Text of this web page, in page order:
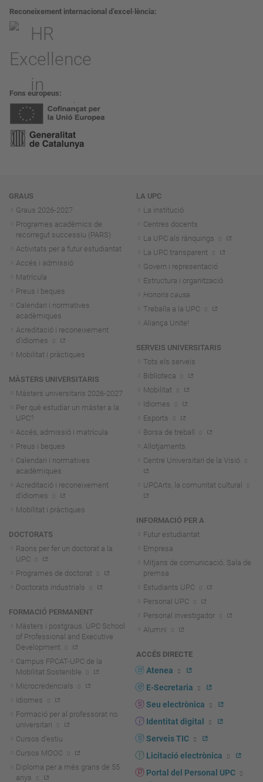
Reconeixement internacional d’excel·lència
Fons europeus
Navegació
GRAUS
Graus 2026-2027
Programes acadèmics de
recorregut successiu (PARS)
Activitats per a futur estudiantat
Accés i admissió
Matrícula
Preus i beques
Calendari i normatives
acadèmiques
Acreditació i reconeixement
d'idiomes
Mobilitat i pràctiques
MÀSTERS UNIVERSITARIS
Màsters universitaris 2026-2027
Per què estudiar un màster a la
UPC?
Accés, admissió i matrícula
Preus i beques
Calendari i normatives
acadèmiques
Acreditació i reconeixement
d'idiomes
Mobilitat i pràctiques
DOCTORATS
Raons per fer un doctorat a la
UPC
Programes de doctorat
Doctorats industrials
FORMACIÓ PERMANENT
Màsters i postgraus. UPC School
of Professional and Executive
Development
Campus FPCAT-UPC de la
Mobilitat Sostenible
Microcredencials
Idiomes
Formació per al professorat no
universitari
Cursos d'estiu
Cursos MOOC
Diploma per a més grans de 55
anys
LA UPC
La institució
Centres docents
La UPC als rànquings
La UPC transparent
Govern i representació
Estructura i organització
Honoris causa
Treballa a la UPC
Aliança Unite!
SERVEIS UNIVERSITARIS
Tots els serveis
Biblioteca
Mobilitat
Idiomes
Esports
Borsa de treball
Allotjaments
Centre Universitari de la Visió
UPCArts, la comunitat cultural
INFORMACIÓ PER A
Futur estudiantat
Empresa
Mitjans de comunicació. Sala de
premsa
Estudiants UPC
Personal UPC
Personal investigador
Alumni
ACCÉS DIRECTE
Atenea
E-Secretaria
Seu electrònica
Identitat digital
Serveis TIC
Licitació electrònica
Portal del Personal UPC